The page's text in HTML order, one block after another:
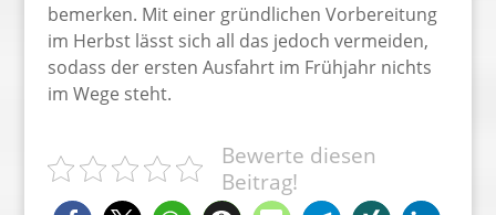
bemerken. Mit einer gründlichen Vorbereitung
im Herbst lässt sich all das jedoch vermeiden,
sodass der ersten Ausfahrt im Frühjahr nichts
im Wege steht.
Bewerte diesen
Beitrag!